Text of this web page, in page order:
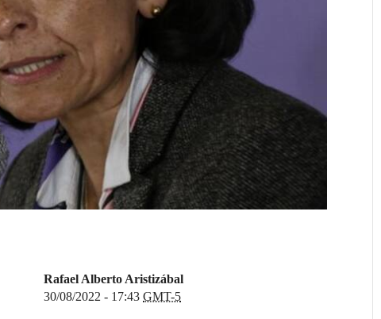
Rafael Alberto Aristizábal
30/08/2022 - 17:43 GMT-5